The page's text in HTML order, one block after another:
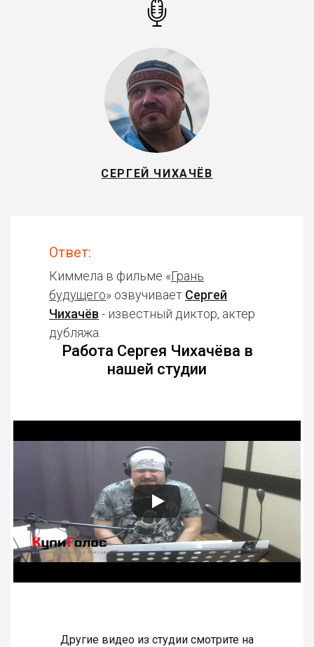
СЕРГЕЙ ЧИХАЧЁВ
Ответ:
Киммела в фильме «Грань
будущего» озвучивает Сергей
Чихачёв - известный диктор, актер
дубляжа.
Работа Сергея Чихачёва в
нашей студии
Другие видео из студии смотрите на